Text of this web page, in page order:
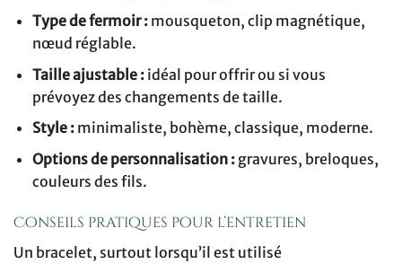
Type de fermoir :mousqueton, clip magnétique,
nœud réglable.
Taille ajustable :idéal pour offrir ou si vous
prévoyez des changements de taille.
Style :minimaliste, bohème, classique, moderne.
Options de personnalisation :gravures, breloques,
couleurs des fils.
Conseils pratiques pour l’entretien
Un bracelet, surtout lorsqu’il est utilisé